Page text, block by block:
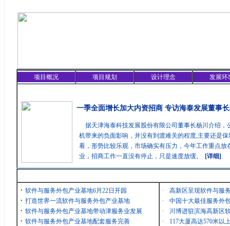
项目概况 项目规划 设计理念
发展环
一季全面增长加大内资招商 专访海泰发展董事
据天津海泰科技发展股份有限公司董事长杨川介绍，
机带来的负面影响，并没有到渡难关的程度,主要还是
看，形势比较乐观，市场确实有压力，今年工作重点放
业，招商工作一直没有停止，只是速度放缓。
[详细]
· 软件与服务外包产业基地6月22日开园
· 打造世界一流软件与服务外包产业基地
· 软件与服务外包产业基地带动津服务业发展
· 软件与服务外包产业基地配套服务完善
·
高新区呈现软件与服
·
中国十大最佳服务外
·
川博进驻滨海高新区
·
117大厦高达570米以